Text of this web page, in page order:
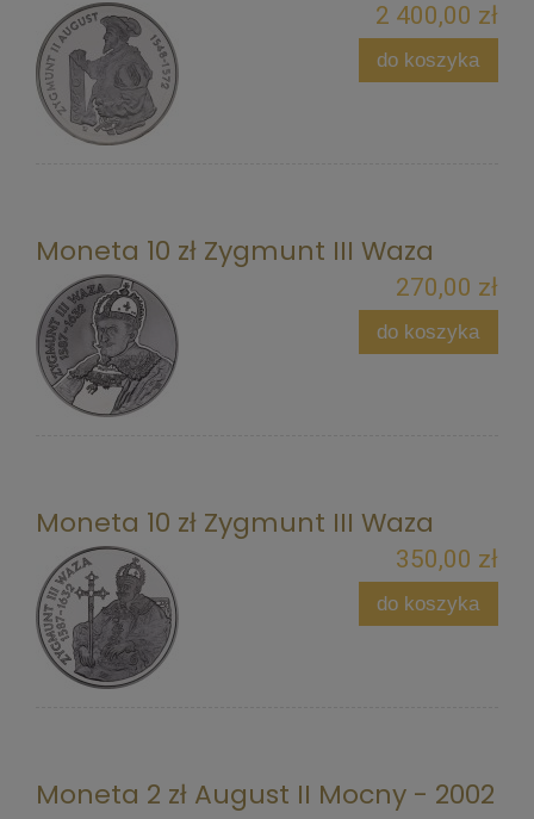
2 400,00 zł
do koszyka
Moneta 10 zł Zygmunt III Waza
270,00 zł
do koszyka
Moneta 10 zł Zygmunt III Waza
350,00 zł
do koszyka
Moneta 2 zł August II Mocny - 2002